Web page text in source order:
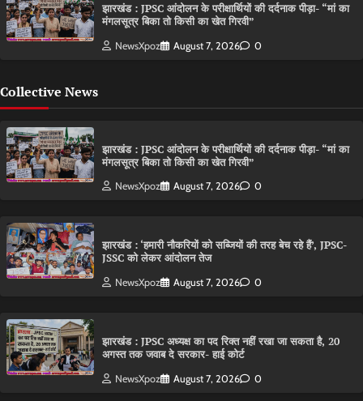
झारखंड : JPSC आंदोलन के परीक्षार्थियों की दर्दनाक पीड़ा- “मां का
मंगलसूत्र बिका तो किसी का खेत गिरवी”
NewsXpoz August 7, 2026 0
Collective News
झारखंड : JPSC आंदोलन के परीक्षार्थियों की दर्दनाक पीड़ा- “मां का
मंगलसूत्र बिका तो किसी का खेत गिरवी”
NewsXpoz August 7, 2026 0
झारखंड : ‘हमारी नौकरियों को सब्जियों की तरह बेच रहे हैं’, JPSC-
JSSC को लेकर आंदोलन तेज
NewsXpoz August 7, 2026 0
झारखंड : JPSC अध्यक्ष का पद रिक्त नहीं रखा जा सकता है, 20
अगस्त तक जवाब दे सरकार- हाई कोर्ट
NewsXpoz August 7, 2026 0